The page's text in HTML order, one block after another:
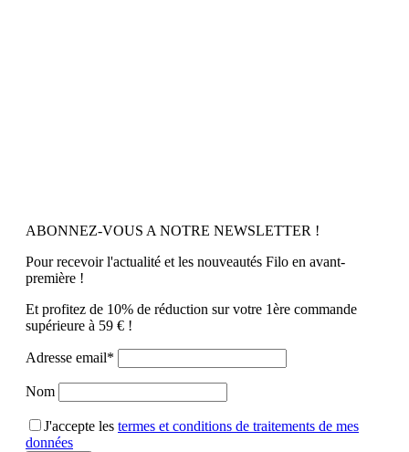
ABONNEZ-VOUS A NOTRE NEWSLETTER !
Pour recevoir l'actualité et les nouveautés Filo en avant-
première !
Et profitez de 10% de réduction sur votre 1ère commande
supérieure à 59 € !
Adresse email*
Nom
J'accepte les termes et conditions de traitements de mes
données